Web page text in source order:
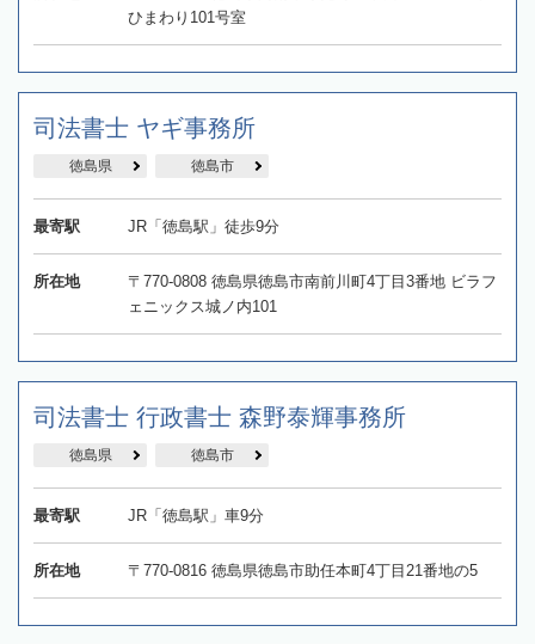
ひまわり101号室
司法書士 ヤギ事務所
徳島県 徳島市
最寄駅 JR「徳島駅」徒歩9分
所在地
〒770-0808 徳島県徳島市南前川町4丁目3番地 ビラフ
ェニックス城ノ内101
司法書士 行政書士 森野泰輝事務所
徳島県 徳島市
最寄駅 JR「徳島駅」車9分
所在地 〒770-0816 徳島県徳島市助任本町4丁目21番地の5